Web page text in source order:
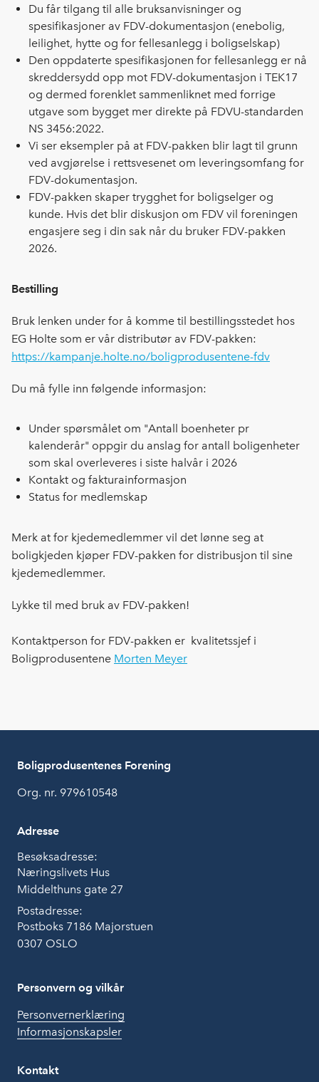
Du får tilgang til alle bruksanvisninger og
spesifikasjoner av FDV-dokumentasjon (enebolig,
leilighet, hytte og for fellesanlegg i boligselskap)
Den oppdaterte spesifikasjonen for fellesanlegg er nå
skreddersydd opp mot FDV-dokumentasjon i TEK17
og dermed forenklet sammenliknet med forrige
utgave som bygget mer direkte på FDVU-standarden
NS 3456:2022.
Vi ser eksempler på at FDV-pakken blir lagt til grunn
ved avgjørelse i rettsvesenet om leveringsomfang for
FDV-dokumentasjon.
FDV-pakken skaper trygghet for boligselger og
kunde. Hvis det blir diskusjon om FDV vil foreningen
engasjere seg i din sak når du bruker FDV-pakken
2026.
Bestilling
Bruk lenken under for å komme til bestillingsstedet hos
EG Holte som er vår distributør av FDV-pakken:
https://kampanje.holte.no/boligprodusentene-fdv
Du må fylle inn følgende informasjon:
Under spørsmålet om "Antall boenheter pr
kalenderår" oppgir du anslag for antall boligenheter
som skal overleveres i siste halvår i 2026
Kontakt og fakturainformasjon
Status for medlemskap
Merk at for kjedemedlemmer vil det lønne seg at
boligkjeden kjøper FDV-pakken for distribusjon til sine
kjedemedlemmer.
Lykke til med bruk av FDV-pakken!
Kontaktperson for FDV-pakken er kvalitetssjef i
Boligprodusentene Morten Meyer
Boligprodusentenes Forening
Org. nr. 979610548
Adresse
Besøksadresse:
Næringslivets Hus
Middelthuns gate 27
Postadresse:
Postboks 7186 Majorstuen
0307 OSLO
Personvern og vilkår
Personvernerklæring
Informasjonskapsler
Kontakt